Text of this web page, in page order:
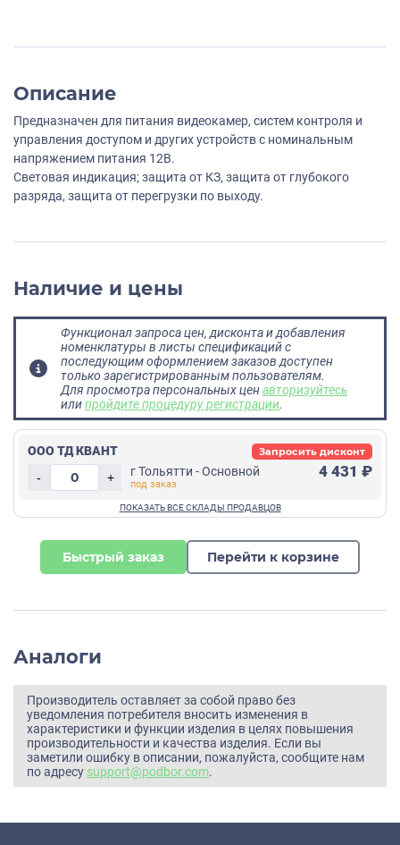
Описание
Предназначен для питания видеокамер, систем контроля и
управления доступом и других устройств с номинальным
напряжением питания 12В.
Световая индикация; защита от КЗ, защита от глубокого
разряда, защита от перегрузки по выходу.
Наличие и цены
Функционал запроса цен, дисконта и добавления
номенклатуры в листы спецификаций с
последующим оформлением заказов доступен
только зарегистрированным пользователям.
Для просмотра персональных ценавторизуйтесь
илипройдите процедуру регистрации.
ООО ТД КВАНТ
-
+ г Тольятти - Основной 4 431 ₽
Запросить дисконт
Быстрый заказ Перейти к корзине
Аналоги
Производитель оставляет за собой право без
уведомления потребителя вносить изменения в
характеристики и функции изделия в целях повышения
производительности и качества изделия. Если вы
заметили ошибку в описании, пожалуйста, сообщите нам
по адресу support@podbor.com.